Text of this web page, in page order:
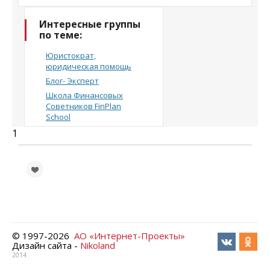
Интересные группы
по теме:
Юристократ,
юридическая помощь
Блог- Эксперт
Школа Финансовых
Советников FinPlan
School
1
© 1997-2026 АО «Интернет-Проекты»
Дизайн сайта - Nikoland
2014